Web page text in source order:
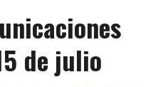
de julio